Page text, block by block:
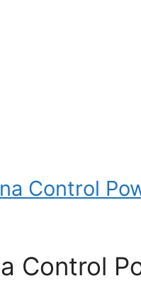
Control
Control